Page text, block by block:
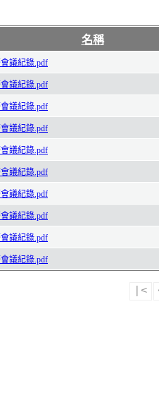
名稱
議紀錄.pdf
議紀錄.pdf
議紀錄.pdf
議紀錄.pdf
議紀錄.pdf
議紀錄.pdf
議紀錄.pdf
議紀錄.pdf
議紀錄.pdf
議紀錄.pdf
|<